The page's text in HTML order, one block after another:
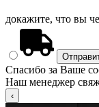
докажите, что вы
Спасибо за Ваше
Наш менеджер